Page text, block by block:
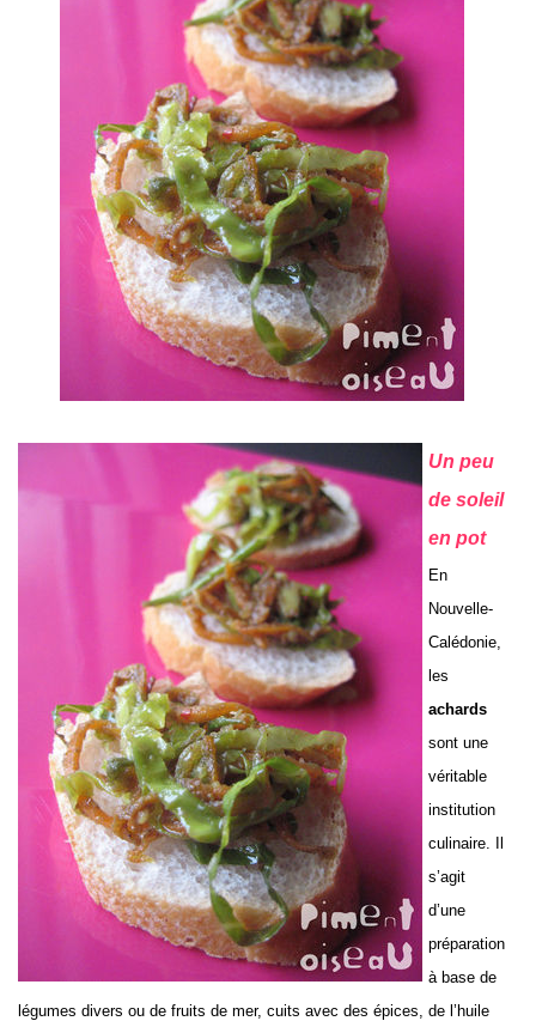
Un peu
de soleil
en pot
En
Nouvelle-
Calédonie,
les
achards
sont une
véritable
institution
culinaire. Il
s’agit
d’une
préparation
à base de
légumes divers ou de fruits de mer, cuits avec des épices, de l’huile